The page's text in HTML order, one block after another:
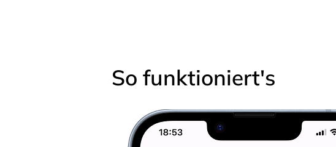
So funktioniert's